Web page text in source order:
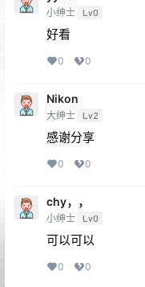
小绅士 Lv0
好看
0 0
Nikon
大绅士 Lv2
感谢分享
0 0
chy，，
小绅士 Lv0
可以可以
0 0